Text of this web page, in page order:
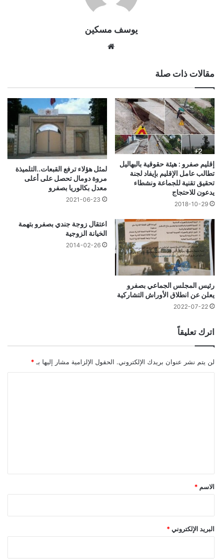
يوسف مسكين
مقالات ذات صلة
إقليم صفرو : هيئة حقوقية بالبهاليل
تطالب عامل الإقليم بإيفاد لجنة
تحقيق تقنية للجماعة ونشطاء
يدعون للاحتجاج
2018-10-29
لمثل هؤلاء ترفع القبعات..التلميذة
مروة دومال تحصل على أعلى
معدل بكالوريا بصفرو
2021-06-23
رئيس المجلس الجماعي بصفرو
يعلن عن انطلاق الأوراش التشاركية
2022-07-22
اعتقال زوجة جندي بصفرو بتهمة
الخيانة الزوجية
2014-02-26
اترك تعليقاً
لن يتم نشر عنوان بريدك الإلكتروني. الحقول الإلزامية مشار إليها بـ *
*
الاسم *
البريد الإلكتروني *